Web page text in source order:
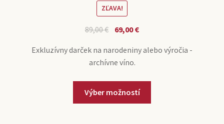
ZĽAVA!
89,00€ 69,00€
Exkluzívny darček na narodeniny alebo výročia -
archívne víno.
Výber možností